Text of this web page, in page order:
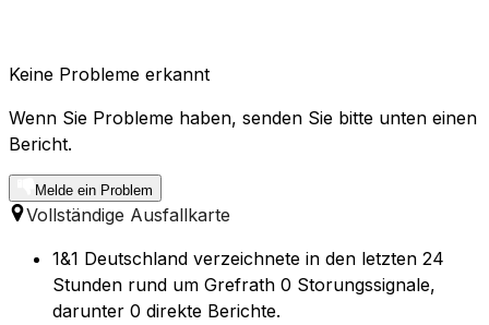
Keine Probleme erkannt
Wenn Sie Probleme haben, senden Sie bitte unten einen
Bericht.
Melde ein Problem
Vollständige Ausfallkarte
1&1 Deutschland verzeichnete in den letzten 24
Stunden rund um Grefrath 0 Storungssignale,
darunter 0 direkte Berichte.